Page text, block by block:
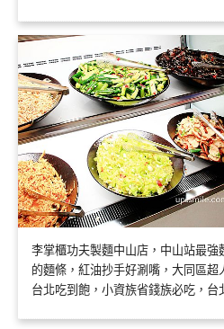
李掌櫃功夫製麵中山店，中山站最強
的麵條，紅油抄手好涮嘴，大同區
台北吃到飽，小資族省錢族必吃，台